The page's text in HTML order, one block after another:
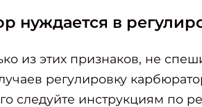
нуждается в
из этих признаков, не
регулировку
следуйте инструкциям по